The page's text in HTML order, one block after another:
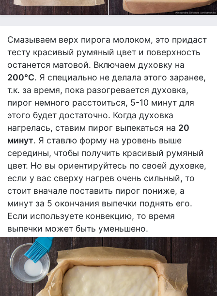
Смазываем верх пирога молоком, это придаст
тесту красивый румяный цвет и поверхность
останется матовой. Включаем духовку на
200°С. Я специально не делала этого заранее,
т.к. за время, пока разогревается духовка,
пирог немного расстоиться, 5-10 минут для
этого будет достаточно. Когда духовка
нагрелась, ставим пирог выпекаться на 20
минут. Я ставлю форму на уровень выше
середины, чтобы получить красивый румяный
цвет. Но вы ориентируйтесь по своей духовке,
если у вас сверху нагрев очень сильный, то
стоит вначале поставить пирог пониже, а
минут за 5 окончания выпечки поднять его.
Если используете конвекцию, то время
выпечки может быть уменьшено.